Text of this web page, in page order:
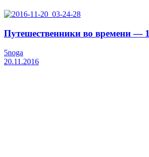
Путешественники во времени — 1
5noga
20.11.2016